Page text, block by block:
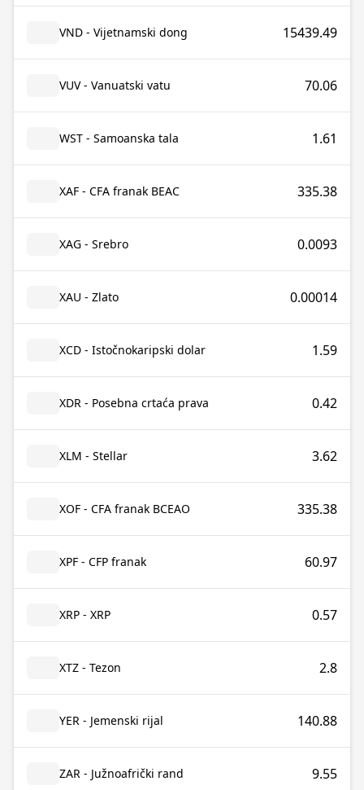
VND - Vijetnamski dong 15439.49
VUV - Vanuatski vatu 70.06
WST - Samoanska tala 1.61
XAF - CFA franak BEAC 335.38
XAG - Srebro 0.0093
XAU - Zlato 0.00014
XCD - Istočnokaripski dolar 1.59
XDR - Posebna crtaća prava 0.42
XLM - Stellar 3.62
XOF - CFA franak BCEAO 335.38
XPF - CFP franak 60.97
XRP - XRP 0.57
XTZ - Tezon 2.8
YER - Jemenski rijal 140.88
ZAR - Južnoafrički rand 9.55